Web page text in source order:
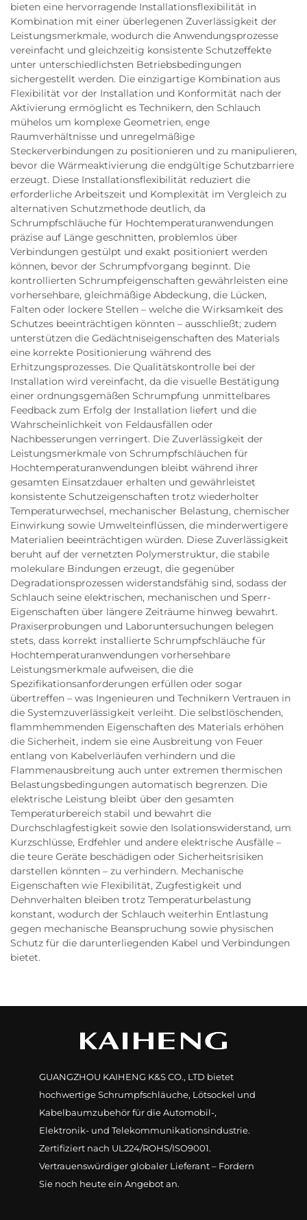
bieten eine hervorragende Installationsflexibilität in
Kombination mit einer überlegenen Zuverlässigkeit der
Leistungsmerkmale, wodurch die Anwendungsprozesse
vereinfacht und gleichzeitig konsistente Schutzeffekte
unter unterschiedlichsten Betriebsbedingungen
sichergestellt werden. Die einzigartige Kombination aus
Flexibilität vor der Installation und Konformität nach der
Aktivierung ermöglicht es Technikern, den Schlauch
mühelos um komplexe Geometrien, enge
Raumverhältnisse und unregelmäßige
Steckerverbindungen zu positionieren und zu manipulieren,
bevor die Wärmeaktivierung die endgültige Schutzbarriere
erzeugt. Diese Installationsflexibilität reduziert die
erforderliche Arbeitszeit und Komplexität im Vergleich zu
alternativen Schutzmethode deutlich, da
Schrumpfschläuche für Hochtemperaturanwendungen
präzise auf Länge geschnitten, problemlos über
Verbindungen gestülpt und exakt positioniert werden
können, bevor der Schrumpfvorgang beginnt. Die
kontrollierten Schrumpfeigenschaften gewährleisten eine
vorhersehbare, gleichmäßige Abdeckung, die Lücken,
Falten oder lockere Stellen – welche die Wirksamkeit des
Schutzes beeinträchtigen könnten – ausschließt; zudem
unterstützen die Gedächtniseigenschaften des Materials
eine korrekte Positionierung während des
Erhitzungsprozesses. Die Qualitätskontrolle bei der
Installation wird vereinfacht, da die visuelle Bestätigung
einer ordnungsgemäßen Schrumpfung unmittelbares
Feedback zum Erfolg der Installation liefert und die
Wahrscheinlichkeit von Feldausfällen oder
Nachbesserungen verringert. Die Zuverlässigkeit der
Leistungsmerkmale von Schrumpfschläuchen für
Hochtemperaturanwendungen bleibt während ihrer
gesamten Einsatzdauer erhalten und gewährleistet
konsistente Schutzeigenschaften trotz wiederholter
Temperaturwechsel, mechanischer Belastung, chemischer
Einwirkung sowie Umwelteinflüssen, die minderwertigere
Materialien beeinträchtigen würden. Diese Zuverlässigkeit
beruht auf der vernetzten Polymerstruktur, die stabile
molekulare Bindungen erzeugt, die gegenüber
Degradationsprozessen widerstandsfähig sind, sodass der
Schlauch seine elektrischen, mechanischen und Sperr-
Eigenschaften über längere Zeiträume hinweg bewahrt.
Praxiserprobungen und Laboruntersuchungen belegen
stets, dass korrekt installierte Schrumpfschläuche für
Hochtemperaturanwendungen vorhersehbare
Leistungsmerkmale aufweisen, die die
Spezifikationsanforderungen erfüllen oder sogar
übertreffen – was Ingenieuren und Technikern Vertrauen in
die Systemzuverlässigkeit verleiht. Die selbstlöschenden,
flammhemmenden Eigenschaften des Materials erhöhen
die Sicherheit, indem sie eine Ausbreitung von Feuer
entlang von Kabelverläufen verhindern und die
Flammenausbreitung auch unter extremen thermischen
Belastungsbedingungen automatisch begrenzen. Die
elektrische Leistung bleibt über den gesamten
Temperaturbereich stabil und bewahrt die
Durchschlagfestigkeit sowie den Isolationswiderstand, um
Kurzschlüsse, Erdfehler und andere elektrische Ausfälle –
die teure Geräte beschädigen oder Sicherheitsrisiken
darstellen könnten – zu verhindern. Mechanische
Eigenschaften wie Flexibilität, Zugfestigkeit und
Dehnverhalten bleiben trotz Temperaturbelastung
konstant, wodurch der Schlauch weiterhin Entlastung
gegen mechanische Beanspruchung sowie physischen
Schutz für die darunterliegenden Kabel und Verbindungen
bietet.
GUANGZHOU KAIHENG K&S CO., LTD bietet
hochwertige Schrumpfschläuche, Lötsockel und
Kabelbaumzubehör für die Automobil-,
Elektronik- und Telekommunikationsindustrie.
Zertifiziert nach UL224/ROHS/ISO9001.
Vertrauenswürdiger globaler Lieferant – Fordern
Sie noch heute ein Angebot an.